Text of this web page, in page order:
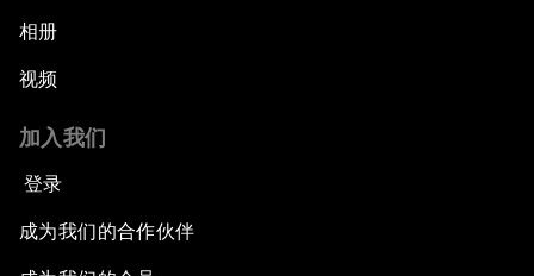
相册
视频
加入我们
登录
成为我们的合作伙伴